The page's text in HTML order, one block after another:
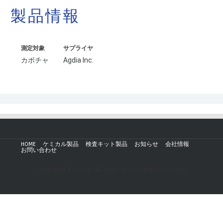
製品情報
測定対象
カボチャ
サプライヤ
Agdia Inc.
HOME ケミカル製品 検査キット製品 お知らせ
会社情報
お問い合わせ